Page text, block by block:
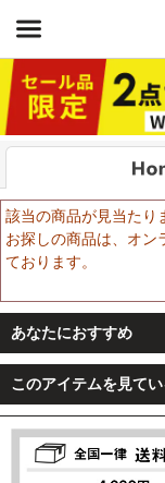
該当の商品が見当たり
お探しの商品は、オン
ております。
あなたにおすすめ
このアイテムを見て